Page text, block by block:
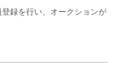
録を行い、オークションが